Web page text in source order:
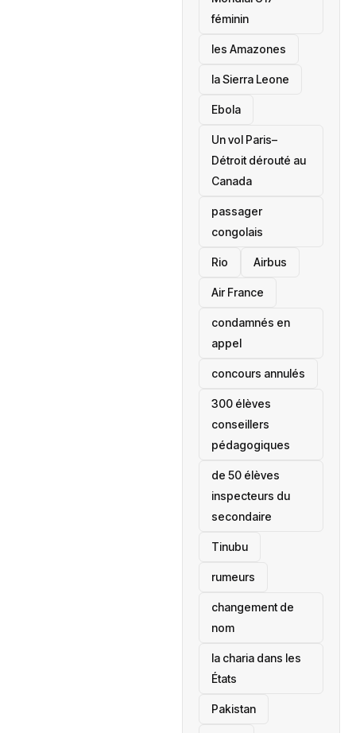
féminin
les Amazones
la Sierra Leone
‎Ebola
Un vol Paris–
Détroit dérouté au
Canada
passager
congolais
Rio Airbus
Air France
condamnés en
appel
concours annulés
300 élèves
conseillers
pédagogiques
de 50 élèves
inspecteurs du
secondaire
Tinubu
rumeurs
changement de
nom
la charia dans les
États
‎Pakistan